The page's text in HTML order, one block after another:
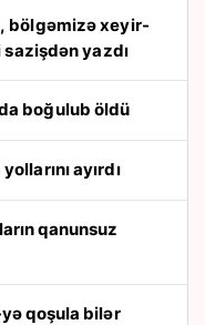
yazdı
boğulub öldü
ayırdı
qoşula bilər